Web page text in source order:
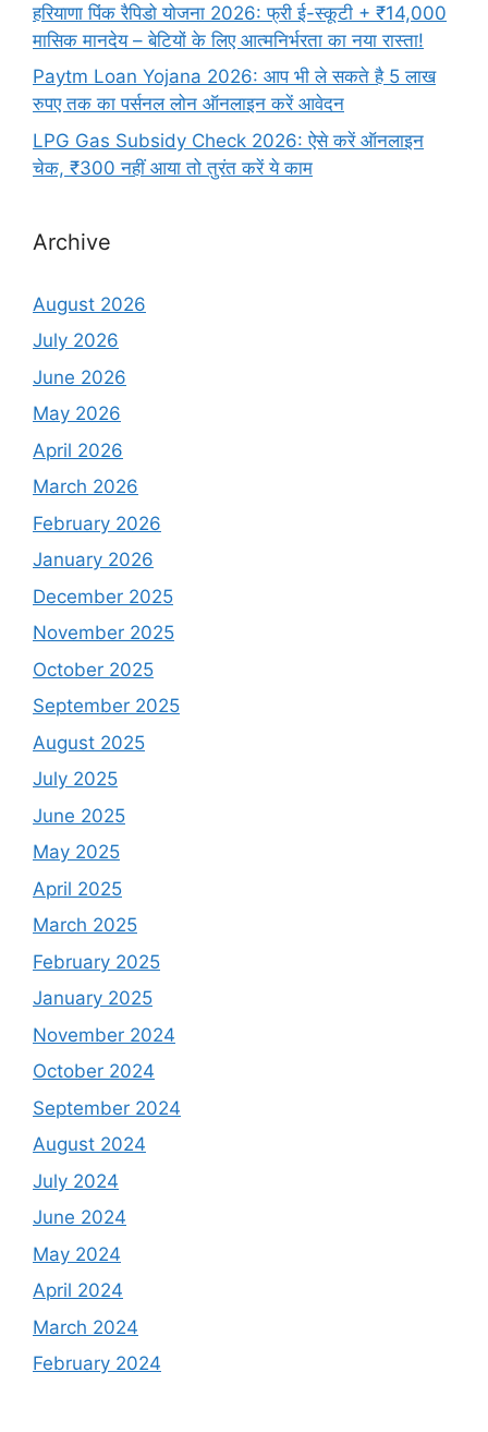
हरियाणा पिंक रैपिडो योजना 2026: फ्री ई-स्कूटी + ₹14,000
मासिक मानदेय – बेटियों के लिए आत्मनिर्भरता का नया रास्ता!
Paytm Loan Yojana 2026: आप भी ले सकते है 5 लाख
रुपए तक का पर्सनल लोन ऑनलाइन करें आवेदन
LPG Gas Subsidy Check 2026: ऐसे करें ऑनलाइन
चेक, ₹300 नहीं आया तो तुरंत करें ये काम
Archive
August 2026
July 2026
June 2026
May 2026
April 2026
March 2026
February 2026
January 2026
December 2025
November 2025
October 2025
September 2025
August 2025
July 2025
June 2025
May 2025
April 2025
March 2025
February 2025
January 2025
November 2024
October 2024
September 2024
August 2024
July 2024
June 2024
May 2024
April 2024
March 2024
February 2024